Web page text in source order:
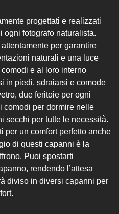
progettati e realizzati
ogni fotografo naturalista.
per garantire
naturali e una luce
e al loro interno
in piedi, sdraiarsi e comode
due feritoie per ogni
comodi per dormire nelle
secchi per tutte le necessità.
per un comfort perfetto anche
di questi capanni è la
Puoi spostarti
rendendo l’attesa
diviso in diversi capanni per